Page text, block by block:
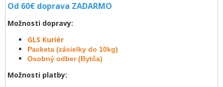
Od 60€ doprava ZADARMO
Možnosti dopravy:
GLS Kuriér
Packeta (zásielky do 10kg)
Osobný odber (Bytča)
Možnosti platby: